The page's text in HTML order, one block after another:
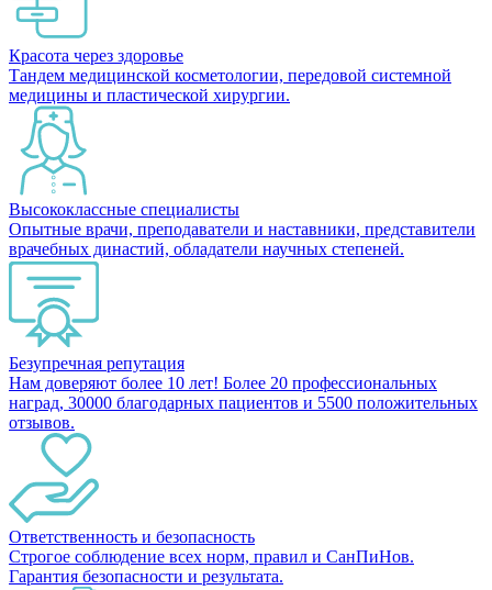
Красота через здоровье
Тандем медицинской косметологии, передовой системной
медицины и пластической хирургии.
Высококлассные специалисты
Опытные врачи, преподаватели и наставники, представители
врачебных династий, обладатели научных степеней.
Безупречная репутация
Нам доверяют более 10 лет! Более 20 профессиональных
наград, 30000 благодарных пациентов и 5500 положительных
отзывов.
Ответственность и безопасность
Строгое соблюдение всех норм, правил и СанПиНов.
Гарантия безопасности и результата.